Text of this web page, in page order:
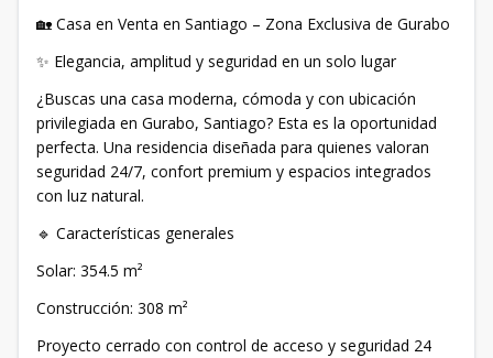
🏡 Casa en Venta en Santiago – Zona Exclusiva de Gurabo
✨ Elegancia, amplitud y seguridad en un solo lugar
¿Buscas una casa moderna, cómoda y con ubicación
privilegiada en Gurabo, Santiago? Esta es la oportunidad
perfecta. Una residencia diseñada para quienes valoran
seguridad 24/7, confort premium y espacios integrados
con luz natural.
🔹 Características generales
Solar: 354.5 m²
Construcción: 308 m²
Proyecto cerrado con control de acceso y seguridad 24